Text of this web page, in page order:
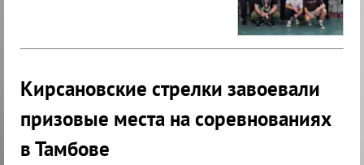
Кирсановские стрелки завоевали
призовые места на соревнованиях
в Тамбове